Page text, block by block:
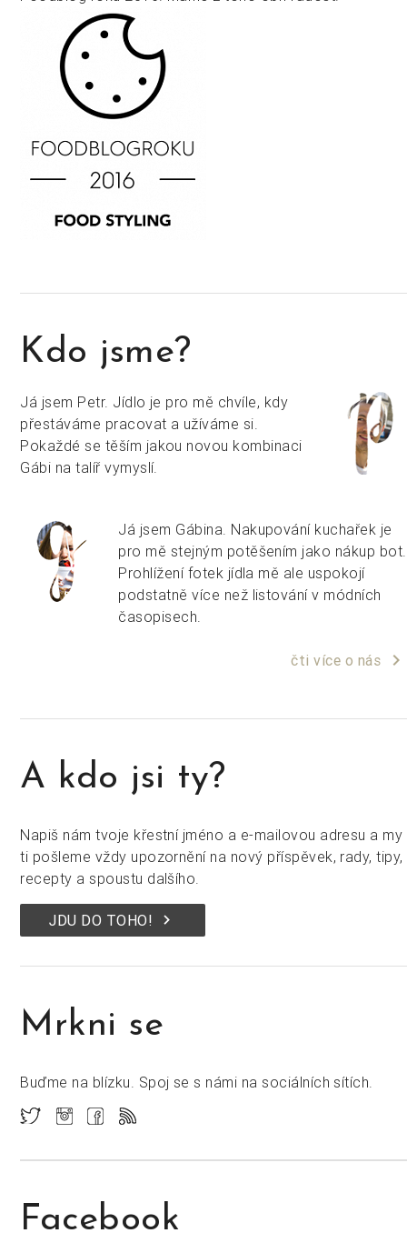
Kdo jsme?
Já jsem Petr. Jídlo je pro mě chvíle, kdy
přestáváme pracovat a užíváme si.
Pokaždé se těším jakou novou kombinaci
Gábi na talíř vymyslí.
Já jsem Gábina. Nakupování kuchařek je
pro mě stejným potěšením jako nákup bot.
Prohlížení fotek jídla mě ale uspokojí
podstatně více než listování v módních
časopisech.
čti více o nás keyboard_arrow_right
A kdo jsi ty?
Napiš nám tvoje křestní jméno a e-mailovou adresu a my
ti pošleme vždy upozornění na nový příspěvek, rady, tipy,
recepty a spoustu dalšího.
keyboard_arrow_right
JDU DO TOHO!
Mrkni se
Buďme na blízku. Spoj se s námi na sociálních sítích.
Facebook